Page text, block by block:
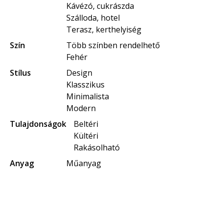
Kávézó, cukrászda
Szálloda, hotel
Terasz, kerthelyiség
Szín
Több színben rendelhető
Fehér
Stílus
Design
Klasszikus
Minimalista
Modern
Tulajdonságok
Beltéri
Kültéri
Rakásolható
Anyag
Műanyag